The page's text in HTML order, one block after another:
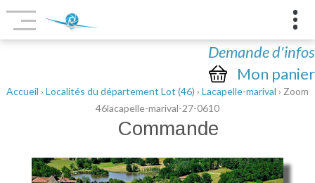
Demande d'infos
Mon panier
Accueil › Localités du département Lot (46) › Lacapelle-marival › Zoom
46lacapelle-marival-27-0610
Commande